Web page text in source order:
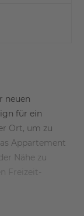
neuen
für ein
Ort, um zu
Appartement
Nähe zu
Freizeit-